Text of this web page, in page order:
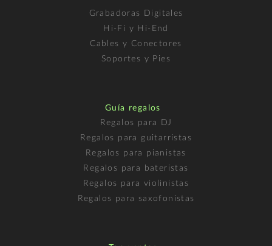
Grabadoras Digitales
Hi-Fi y Hi-End
Cables y Conectores
Soportes y Pies
Guía regalos
Regalos para DJ
Regalos para guitarristas
Regalos para pianistas
Regalos para bateristas
Regalos para violinistas
Regalos para saxofonistas